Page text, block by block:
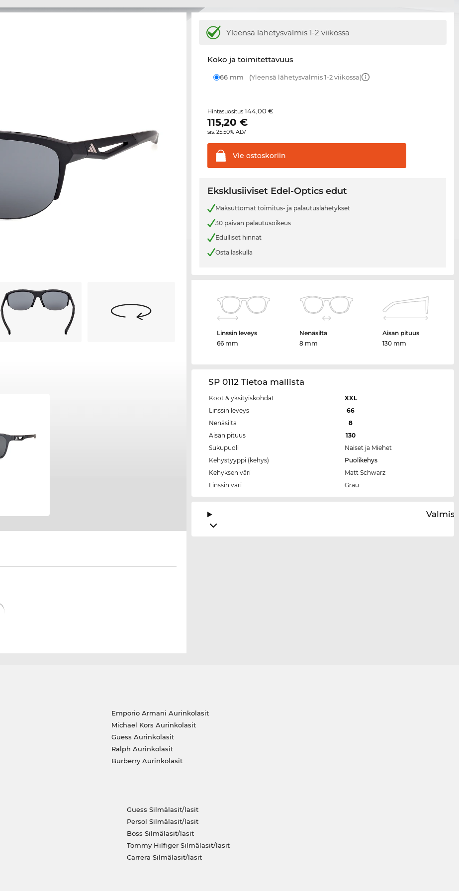
Yleensä lähetysvalmis1-2 viikossa
Koko ja toimitettavuus
66 mm (Yleensä lähetysvalmis 1-2 viikossa)
Hintasuositus144,00 €
115,20 €
sis. 25.50% ALV
Vie ostoskoriin
Eksklusiiviset Edel-Optics edut
Maksuttomat toimitus- ja palautuslähetykset
30 päivän palautusoikeus
Edulliset hinnat
Osta laskulla
Linssin leveys
66 mm
Nenäsilta
8 mm
Aisan pituus
130 mm
SP 0112 Tietoa mallista
Koot & yksityiskohdat
XXL
Linssin leveys
66
Nenäsilta
8
Aisan pituus
130
Sukupuoli
Naiset ja Miehet
Kehystyyppi (kehys)
Puolikehys
Kehyksen väri
Matt Schwarz
Linssin väri
Grau
Emporio Armani Aurinkolasit
Michael Kors Aurinkolasit
Guess Aurinkolasit
Ralph Aurinkolasit
Burberry Aurinkolasit
Guess Silmälasit/lasit
Persol Silmälasit/lasit
Boss Silmälasit/lasit
Tommy Hilfiger Silmälasit/lasit
Carrera Silmälasit/lasit